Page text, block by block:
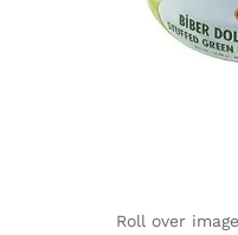
Roll over